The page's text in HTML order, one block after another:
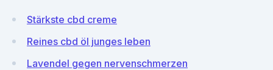
Stärkste cbd creme
Reines cbd öl junges leben
Lavendel gegen nervenschmerzen